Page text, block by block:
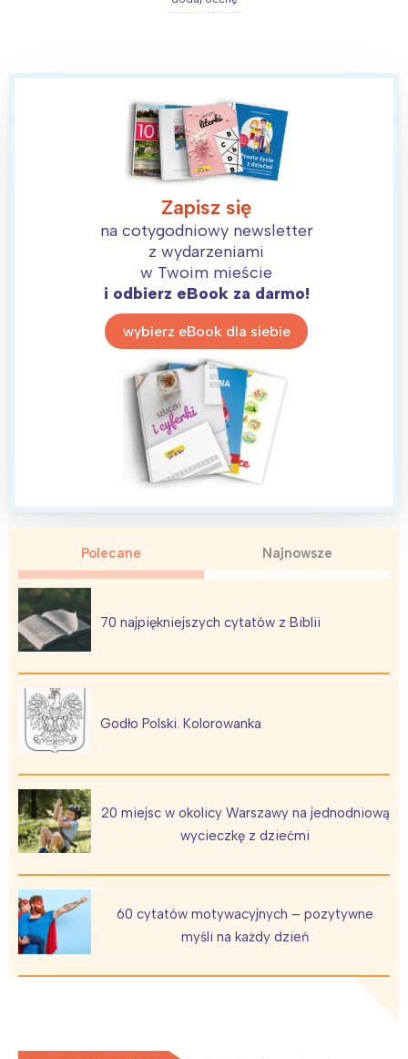
Zapisz się
na cotygodniowy newsletter
z wydarzeniami
w Twoim mieście
i odbierz eBook za darmo!
wybierz eBook dla siebie
Polecane Najnowsze
70 najpiękniejszych cytatów z Biblii
Godło Polski. Kolorowanka
20 miejsc w okolicy Warszawy na jednodniową
wycieczkę z dziećmi
60 cytatów motywacyjnych – pozytywne
myśli na każdy dzień
Interesują mnie wydarzenia z
tego regionu:
Warszawa
Trójmiasto
Wrocław
Śląsk
Kraków
Południe
Północ
Wszystkie
Wybieram